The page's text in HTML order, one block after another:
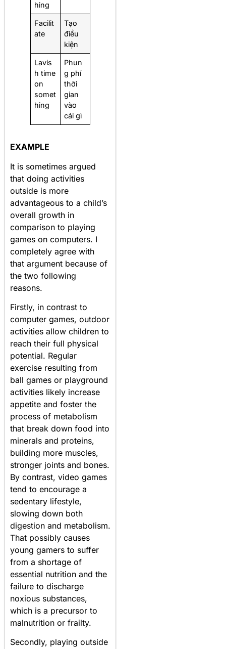
hing
Facilit
ate
Tạo
điều
kiện
Lavis
h time
on
somet
hing
Phun
g phí
thời
gian
vào
cái gì
EXAMPLE
It is sometimes argued
that doing activities
outside is more
advantageous to a child’s
overall growth in
comparison to playing
games on computers. I
completely agree with
that argument because of
the two following
reasons.
Firstly, in contrast to
computer games, outdoor
activities allow children to
reach their full physical
potential. Regular
exercise resulting from
ball games or playground
activities likely increase
appetite and foster the
process of metabolism
that break down food into
minerals and proteins,
building more muscles,
stronger joints and bones.
By contrast, video games
tend to encourage a
sedentary lifestyle,
slowing down both
digestion and metabolism.
That possibly causes
young gamers to suffer
from a shortage of
essential nutrition and the
failure to discharge
noxious substances,
which is a precursor to
malnutrition or frailty.
Secondly, playing outside